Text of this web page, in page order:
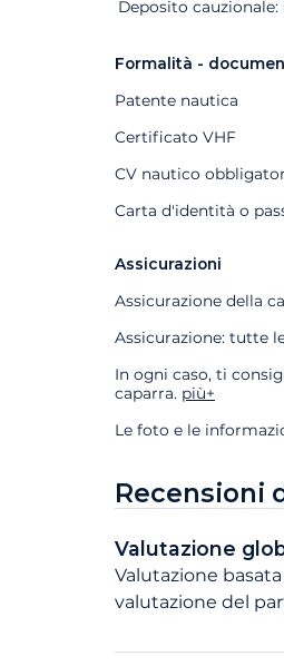
Extra Stato Prezzo
Deposito
Formalità -
Patente nautica
Certificato VHF
CV nautico
Carta d'identità o
Assicurazioni
Assicurazione della
Assicurazione: tutte
In ogni caso, ti
caparra. più+
Le foto e le
Recensioni
Valutazione
Valutazione
valutazione del